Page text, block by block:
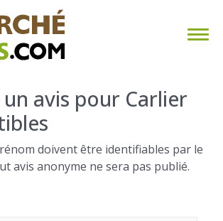
avis pour Carlier
doivent être identifiables par le
avis anonyme ne sera pas publié.